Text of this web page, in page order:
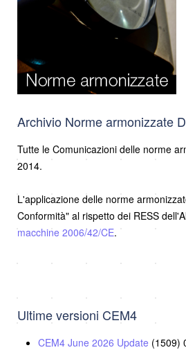
Archivio Norme armonizzate
Tutte le Comunicazioni delle norme
2014.
L'applicazione delle norme
Conformità" al rispetto dei RESS
macchine 2006/42/CE.
Ultime versioni CEM4
CEM4 June 2026 Update (1509)